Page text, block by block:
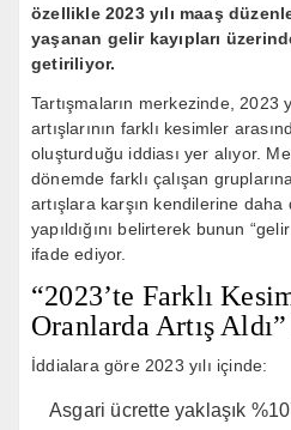
özellikle 2023 yılı maaş
yaşanan gelir kayıpları
getiriliyor.
Tartışmaların merkezinde, 2023
artışlarının farklı kesimler
oluşturduğu iddiası yer alıyor.
dönemde farklı çalışan
artışlara karşın kendilerine
yapıldığını belirterek bunun
ifade ediyor.
“2023’te Farklı
Oranlarda Artış
İddialara göre 2023 yılı içinde:
Asgari ücrette yaklaşık